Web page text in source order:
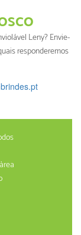
Leny? Envie-
responderemos